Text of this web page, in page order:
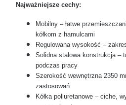
Najważniejsze cechy:
Mobilny – łatwe
kółkom z hamulcami
Regulowana wysokość –
Solidna stalowa konstrukcja –
podczas pracy
Szerokość wewnętrzna 2350
zastosowań
Kółka poliuretanowe – ciche,